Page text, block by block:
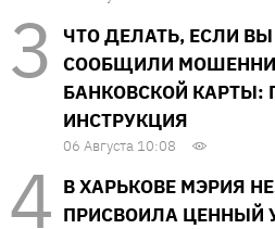
ЧТО ДЕЛАТЬ, ЕСЛИ
СООБЩИЛИ
БАНКОВСКОЙ КАРТЫ:
ИНСТРУКЦИЯ
06 Августа 10:08
В ХАРЬКОВЕ МЭРИЯ
ПРИСВОИЛА ЦЕННЫЙ